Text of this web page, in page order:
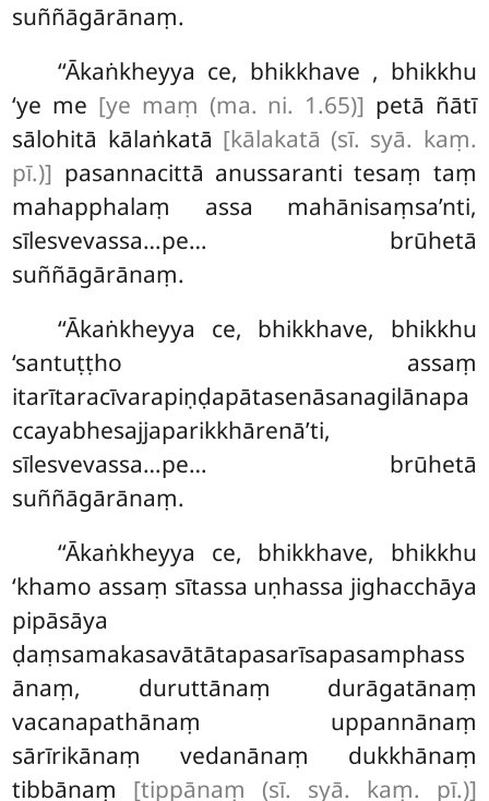
suññāgārānaṃ.
‘‘Ākaṅkheyya ce, bhikkhave , bhikkhu
‘ye me [ye maṃ (ma. ni. 1.65)] petā ñātī
sālohitā kālaṅkatā [kālakatā (sī. syā. kaṃ.
pī.)] pasannacittā anussaranti tesaṃ taṃ
mahapphalaṃ assa mahānisaṃsa’nti,
sīlesvevassa…pe… brūhetā
suññāgārānaṃ.
‘‘Ākaṅkheyya ce, bhikkhave, bhikkhu
‘santuṭṭho assaṃ
itarītaracīvarapiṇḍapātasenāsanagilānapa
ccayabhesajjaparikkhārenā’ti,
sīlesvevassa…pe… brūhetā
suññāgārānaṃ.
‘‘Ākaṅkheyya ce, bhikkhave, bhikkhu
‘khamo assaṃ sītassa uṇhassa jighacchāya
pipāsāya
ḍaṃsamakasavātātapasarīsapasamphass
ānaṃ, duruttānaṃ durāgatānaṃ
vacanapathānaṃ uppannānaṃ
sārīrikānaṃ vedanānaṃ dukkhānaṃ
tibbānaṃ [tippānaṃ (sī. syā. kaṃ. pī.)]